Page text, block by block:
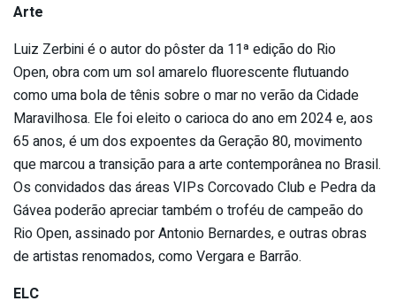
Arte
Luiz Zerbini é o autor do pôster da 11ª edição do Rio
Open, obra com um sol amarelo fluorescente flutuando
como uma bola de tênis sobre o mar no verão da Cidade
Maravilhosa. Ele foi eleito o carioca do ano em 2024 e, aos
65 anos, é um dos expoentes da Geração 80, movimento
que marcou a transição para a arte contemporânea no Brasil.
Os convidados das áreas VIPs Corcovado Club e Pedra da
Gávea poderão apreciar também o troféu de campeão do
Rio Open, assinado por Antonio Bernardes, e outras obras
de artistas renomados, como Vergara e Barrão.
ELC